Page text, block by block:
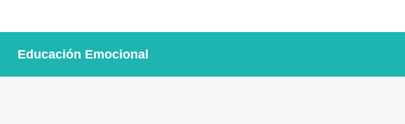
Educación Emocional